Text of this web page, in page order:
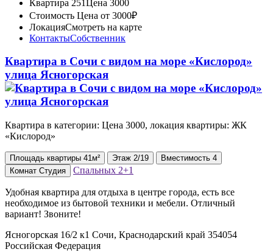
Квартира 251Цена 3000
Стоимость Цена от 3000₽
ЛокацияСмотреть на карте
КонтактыСобственник
Квартира в Сочи с видом на море «Кислород»
улица Ясногорская
Квартира в категории: Цена 3000, локация квартиры: ЖК
«Кислород»
Площадь квартиры 41м² Этаж 2/19 Вместимость 4
Комнат Студия Спальных 2+1
Удобная квартира для отдыха в центре города, есть все
необходимое из бытовой техники и мебели. Отличный
вариант! Звоните!
Ясногорская 16/2 к1 Сочи, Краснодарский край 354054
Российская Федерация